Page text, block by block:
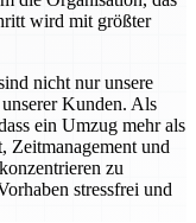
wird mit größter
nicht nur unsere
Kunden. Als
ein Umzug mehr als
Zeitmanagement und
zu
stressfrei und